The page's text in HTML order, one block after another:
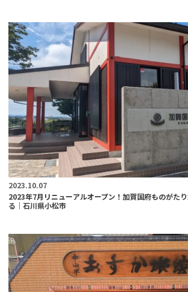
2023.10.07
2023年7月リニューアルオープン！加賀国府ものがた
る｜石川県小松市